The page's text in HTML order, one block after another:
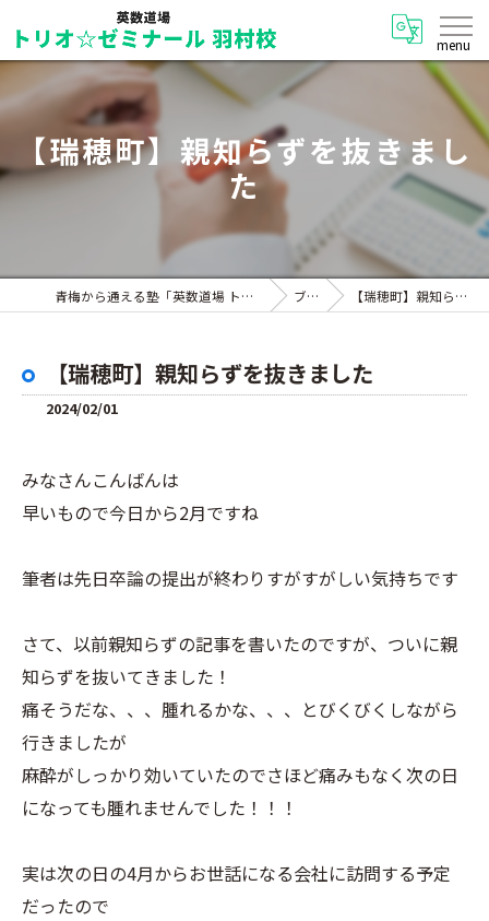
【瑞穂町】親知らずを抜きまし
た
青梅から通える塾「英数道場 トリオ☆ゼミナール 羽村校」 ブログ 【瑞穂町】親知らずを抜きました
【瑞穂町】親知らずを抜きました
2024/02/01
みなさんこんばんは
早いもので今日から2月ですね
筆者は先日卒論の提出が終わりすがすがしい気持ちです
さて、以前親知らずの記事を書いたのですが、ついに親
知らずを抜いてきました！
痛そうだな、、、腫れるかな、、、とびくびくしながら
行きましたが
麻酔がしっかり効いていたのでさほど痛みもなく次の日
になっても腫れませんでした！！！
実は次の日の4月からお世話になる会社に訪問する予定
だったので